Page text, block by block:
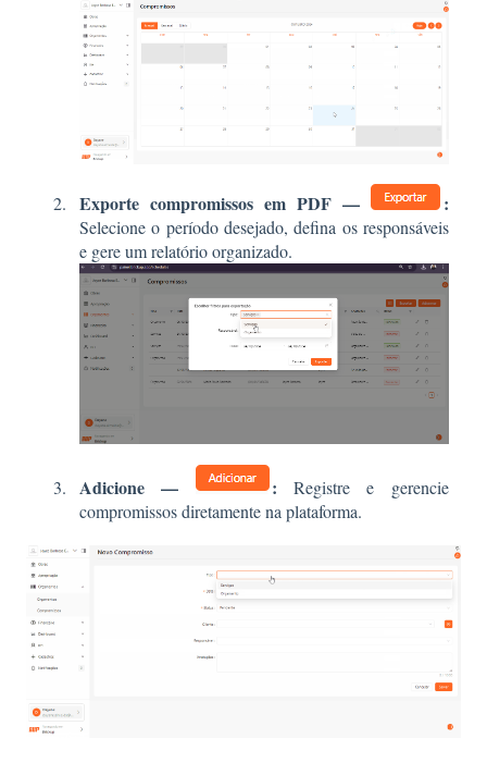
Exporte compromissos em PDF — :
Selecione o período desejado, defina os responsáveis
e gere um relatório organizado.
Adicione — :Registre e gerencie
compromissos diretamente na plataforma.